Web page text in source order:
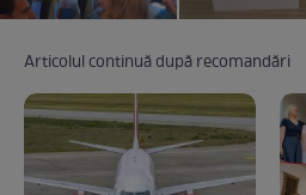
Articolul continuă după recomandări